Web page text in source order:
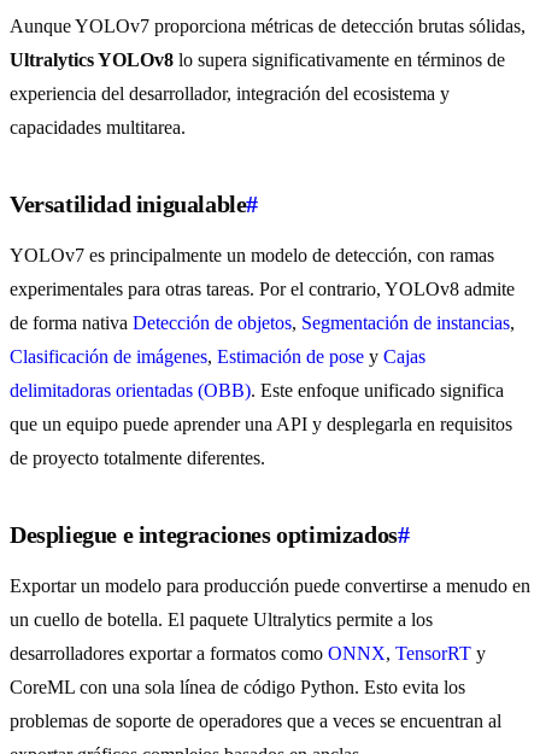
Aunque YOLOv7 proporciona métricas de detección brutas sólidas,
Ultralytics YOLOv8 lo supera significativamente en términos de
experiencia del desarrollador, integración del ecosistema y
capacidades multitarea.
Versatilidad inigualable#
YOLOv7 es principalmente un modelo de detección, con ramas
experimentales para otras tareas. Por el contrario, YOLOv8 admite
de forma nativa Detección de objetos, Segmentación de instancias,
Clasificación de imágenes, Estimación de pose y Cajas
delimitadoras orientadas (OBB). Este enfoque unificado significa
que un equipo puede aprender una API y desplegarla en requisitos
de proyecto totalmente diferentes.
Despliegue e integraciones optimizados#
Exportar un modelo para producción puede convertirse a menudo en
un cuello de botella. El paquete Ultralytics permite a los
desarrolladores exportar a formatos como ONNX, TensorRT y
CoreML con una sola línea de código Python. Esto evita los
problemas de soporte de operadores que a veces se encuentran al